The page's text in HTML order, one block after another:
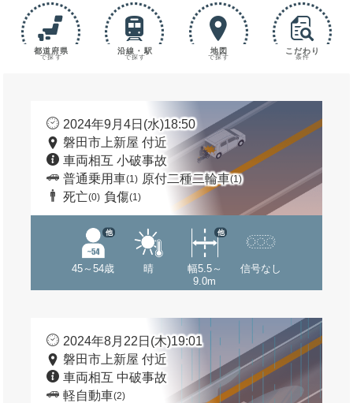
都道府県
で探す
沿線・駅
で探す
地図
で探す
こだわり
条件
2024年9月4日(水)18:50
磐田市上新屋 付近
車両相互 小破事故
普通乗用車(1) 原付二種二輪車(1)
死亡(0) 負傷(1)
45～54歳
他
晴
幅5.5～
9.0m
他
信号なし
2024年8月22日(木)19:01
磐田市上新屋 付近
車両相互 中破事故
軽自動車(2)